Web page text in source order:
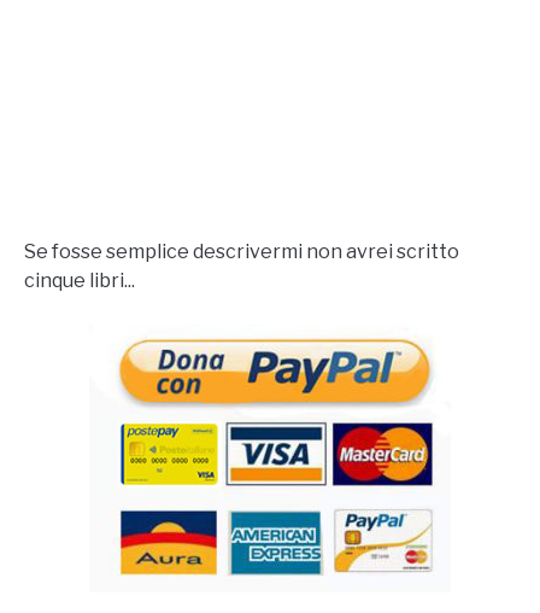
Se fosse semplice descrivermi non avrei scritto
cinque libri...